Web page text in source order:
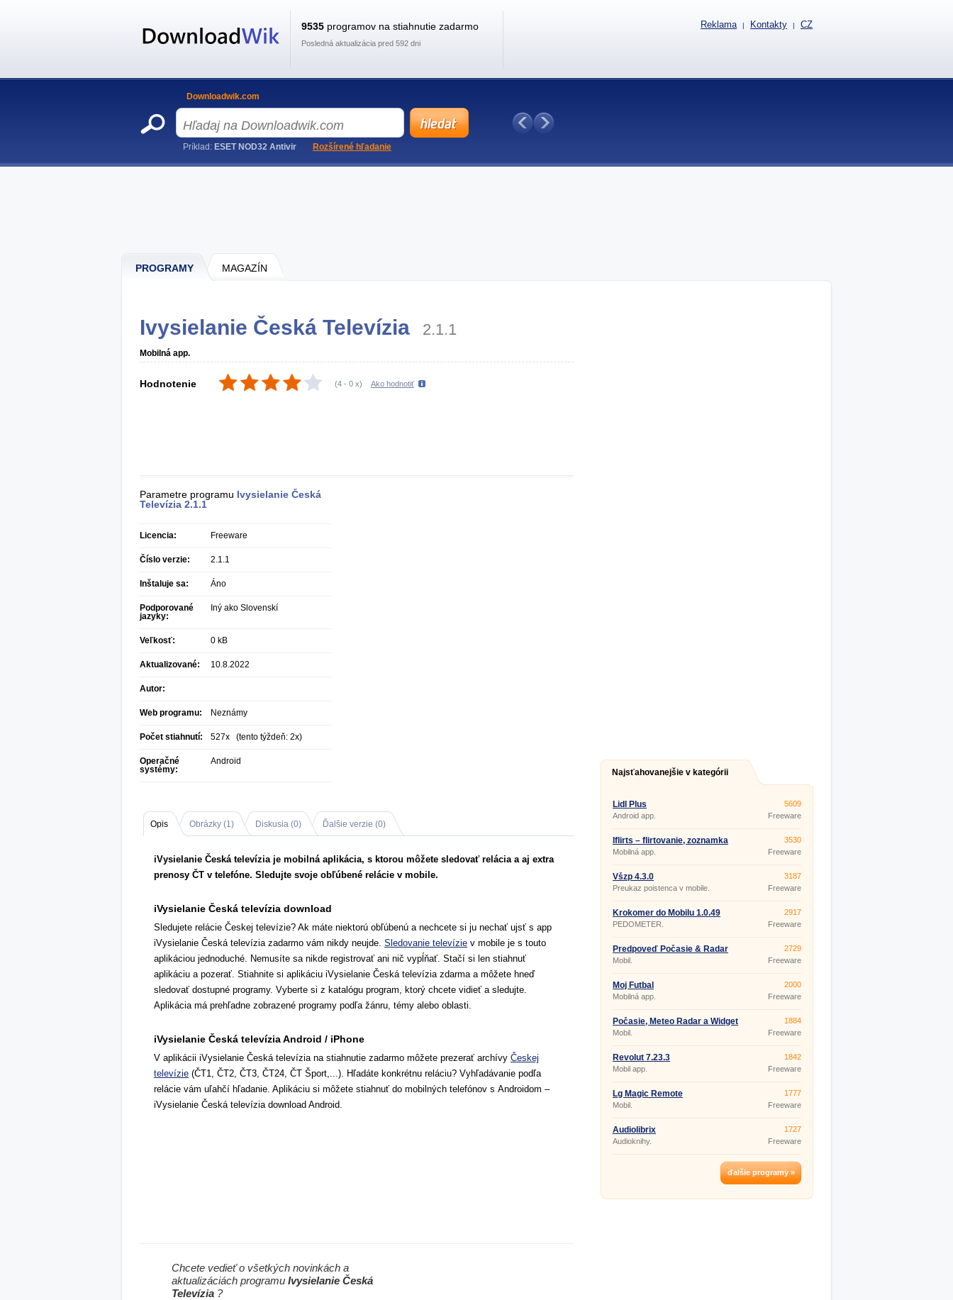
PROGRAMY MAGAZÍN
Ivysielanie Česká Televízia 2.1.1
Mobilná app.
Hodnotenie (4 - 0 x) Ako hodnotiť
Parametre programu Ivysielanie Česká
Televízia 2.1.1
Licencia: Freeware
Číslo verzie: 2.1.1
Inštaluje sa: Áno
Podporované
jazyky:
Iný ako Slovenskí
Veľkosť: 0 kB
Aktualizované: 10.8.2022
Autor:
Web programu: Neznámy
Počet stiahnutí: 527x (tento týždeň: 2x)
Operačné
systémy:
Android
Opis Obrázky (1) Diskusia (0) Ďalšie verzie (0)
iVysielanie Česká televízia je mobilná aplikácia, s ktorou môžete sledovať relácia a aj extra
prenosy ČT v telefóne. Sledujte svoje obľúbené relácie v mobile.
iVysielanie Česká televízia download
Sledujete relácie Českej televízie? Ak máte niektorú obľúbenú a nechcete si ju nechať ujsť s app
iVysielanie Česká televízia zadarmo vám nikdy neujde. Sledovanie televízie v mobile je s touto
aplikáciou jednoduché. Nemusíte sa nikde registrovať ani nič vypĺňať. Stačí si len stiahnuť
aplikáciu a pozerať. Stiahnite si aplikáciu iVysielanie Česká televízia zdarma a môžete hneď
sledovať dostupné programy. Vyberte si z katalógu program, ktorý chcete vidieť a sledujte.
Aplikácia má prehľadne zobrazené programy podľa žánru, témy alebo oblasti.
iVysielanie Česká televízia Android / iPhone
V aplikácii iVysielanie Česká televízia na stiahnutie zadarmo môžete prezerať archívy Českej
televízie (ČT1, ČT2, ČT3, ČT24, ČT Šport,...). Hľadáte konkrétnu reláciu? Vyhľadávanie podľa
relácie vám uľahčí hľadanie. Aplikáciu si môžete stiahnuť do mobilných telefónov s Androidom –
iVysielanie Česká televízia download Android.
Chcete vedieť o všetkých novinkách a
aktualizáciách programu Ivysielanie Česká
Televízia ?
Najsťahovanejšie v kategórii
Lidl Plus
Android app.
5609
Freeware
Iflirts – flirtovanie, zoznamka
a chat 7.0.0
Mobilná app.
3530
Freeware
Všzp 4.3.0
Preukaz poistenca v mobile.
3187
Freeware
Krokomer do Mobilu 1.0.49
PEDOMETER.
2917
Freeware
Predpoveď Počasie & Radar
2020.17
Mobil.
2729
Freeware
Moj Futbal
Mobilná app.
2000
Freeware
Počasie, Meteo Radar a Widget
Morecast 4.0.27
Mobil.
1884
Freeware
Revolut 7.23.3
Mobil app.
1842
Freeware
Lg Magic Remote
Mobil.
1777
Freeware
Audiolibrix
Audioknihy.
1727
Freeware
ďalšie programy »
9535 programov na stiahnutie zadarmo
Posledná aktualizácia pred 592 dni
Reklama | Kontakty | CZ
Downloadwik.com
Príklad: ESET NOD32 Antivir Rozšírené hľadanie